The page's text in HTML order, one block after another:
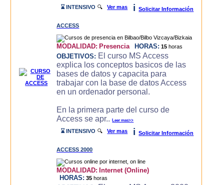
⌛ INTENSIVO 🔍Ver mas i Solicitar Información
ACCESS
MODALIDAD: Presencia HORAS: 15 horas
OBJETIVOS: El curso MS Access
explica los conceptos basicos de las
bases de datos y capacita para
trabajar con la base de datos Access
en un ordenador personal.
En la primera parte del curso de
Access se apr..Leer mas>>
⌛ INTENSIVO 🔍Ver mas i Solicitar Información
ACCESS 2000
MODALIDAD: Internet (Online)
HORAS: 35 horas